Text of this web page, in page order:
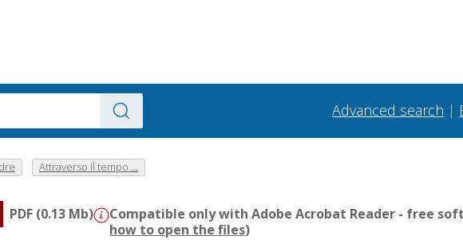
Advanced search |
Attraverso il tempo ...
PDF (0.13 Mb) Compatible only with Adobe Acrobat Reader - free
how to open the files)